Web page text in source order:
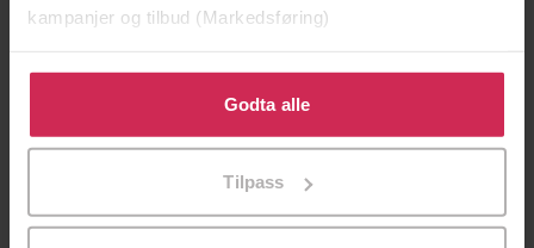
kampanjer og tilbud (Markedsføring)
Klikk på «Godta alle» for å gi oss ditt samtykke til å
bruke cookies for alle disse formålene. Du kan også
tilpasse ditt samtykke til spesifikke formål ved å klikke
Godta alle
Tilpass
Jo Nesbø
Jørn Lier Horst